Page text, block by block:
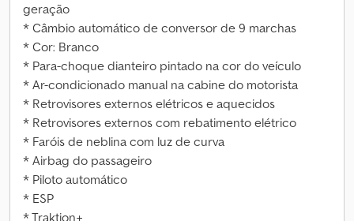
geração
* Câmbio automático de conversor de 9 marchas
* Cor: Branco
* Para-choque dianteiro pintado na cor do veículo
* Ar-condicionado manual na cabine do motorista
* Retrovisores externos elétricos e aquecidos
* Retrovisores externos com rebatimento elétrico
* Faróis de neblina com luz de curva
* Airbag do passageiro
* Piloto automático
* ESP
* Traktion+